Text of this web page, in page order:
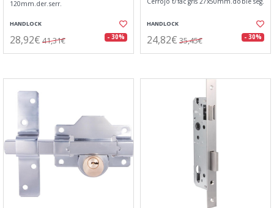
120mm.der.serr.
HANDLOCK
28,92€ 41,31€ - 30%
HANDLOCK
24,82€ 35,45€ - 30%